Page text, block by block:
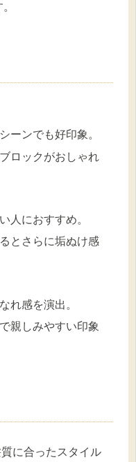
ーンでも好印象。
ロックがおしゃれ
人におすすめ。
とさらに垢ぬけ感
れ感を演出。
親しみやすい印象
質に合ったスタイル